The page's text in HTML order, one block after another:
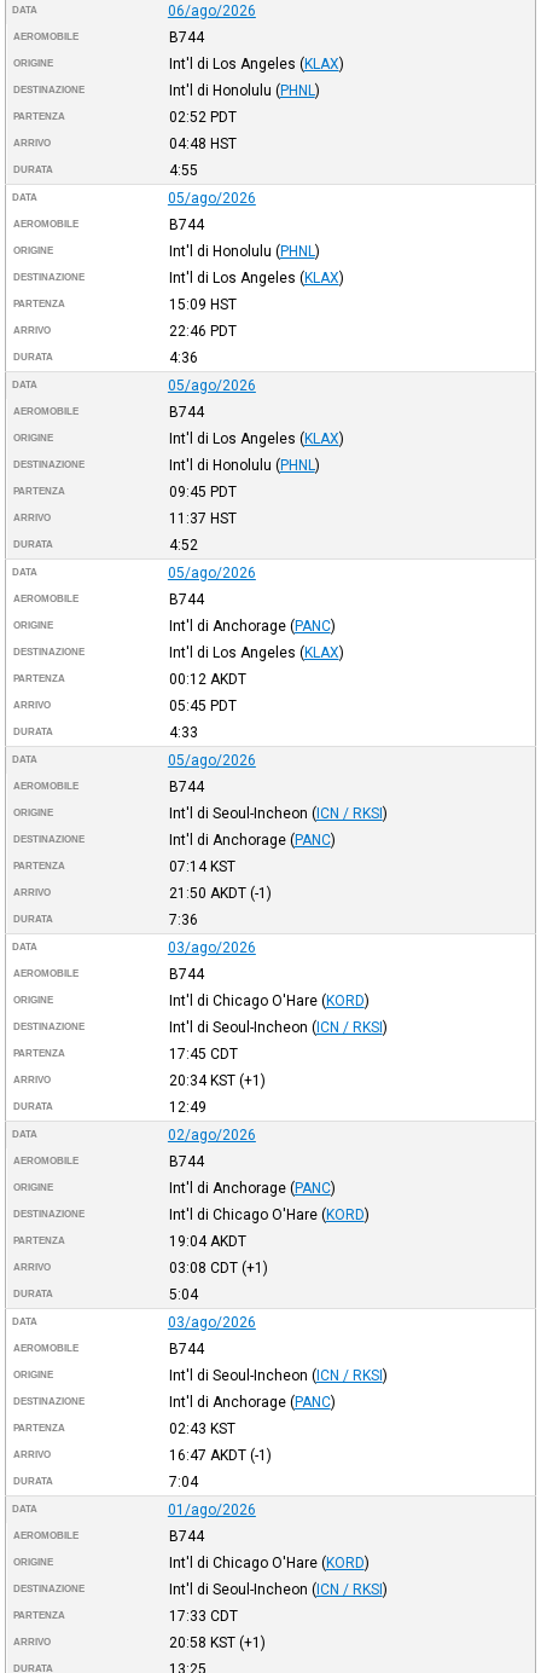
DATA 06/ago/2026
AEROMOBILE B744
ORIGINE Int'l di Los Angeles (KLAX)
DESTINAZIONE Int'l di Honolulu (PHNL )
PARTENZA 02:52 PDT
ARRIVO 04:48 HST
DURATA 4:55
DATA 05/ago/2026
AEROMOBILE B744
ORIGINE Int'l di Honolulu (PHNL )
DESTINAZIONE Int'l di Los Angeles (KLAX)
PARTENZA 15:09 HST
ARRIVO 22:46 PDT
DURATA 4:36
DATA 05/ago/2026
AEROMOBILE B744
ORIGINE Int'l di Los Angeles (KLAX)
DESTINAZIONE Int'l di Honolulu (PHNL )
PARTENZA 09:45 PDT
ARRIVO 11:37 HST
DURATA 4:52
DATA 05/ago/2026
AEROMOBILE B744
ORIGINE Int'l di Anchorage (PANC)
DESTINAZIONE Int'l di Los Angeles (KLAX)
PARTENZA 00:12 AKDT
ARRIVO 05:45 PDT
DURATA 4:33
DATA 05/ago/2026
AEROMOBILE B744
ORIGINE Int'l di Seoul-Incheon (ICN / RKSI)
DESTINAZIONE Int'l di Anchorage (PANC)
PARTENZA 07:14KST
ARRIVO 21:50 AKDT(-1)
DURATA 7:36
DATA 03/ago/2026
AEROMOBILE B744
ORIGINE Int'l di Chicago O'Hare (KORD)
DESTINAZIONE Int'l di Seoul-Incheon (ICN / RKSI)
PARTENZA 17:45 CDT
ARRIVO 20:34KST(+1)
DURATA 12:49
DATA 02/ago/2026
AEROMOBILE B744
ORIGINE Int'l di Anchorage (PANC)
DESTINAZIONE Int'l di Chicago O'Hare (KORD)
PARTENZA 19:04 AKDT
ARRIVO 03:08 CDT(+1)
DURATA 5:04
DATA 03/ago/2026
AEROMOBILE B744
ORIGINE Int'l di Seoul-Incheon (ICN / RKSI)
DESTINAZIONE Int'l di Anchorage (PANC)
PARTENZA 02:43 KST
ARRIVO 16:47 AKDT(-1)
DURATA 7:04
DATA 01/ago/2026
AEROMOBILE B744
ORIGINE Int'l di Chicago O'Hare (KORD)
DESTINAZIONE Int'l di Seoul-Incheon (ICN / RKSI)
PARTENZA 17:33 CDT
ARRIVO 20:58 KST(+1)
DURATA 13:25